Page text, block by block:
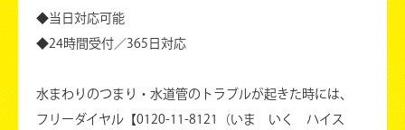
◆当日対応可能
◆24時間受付／365日対応
水まわりのつまり・水道管のトラブルが起きた時には、
フリーダイヤル【0120-11-8121（いま いく ハイス